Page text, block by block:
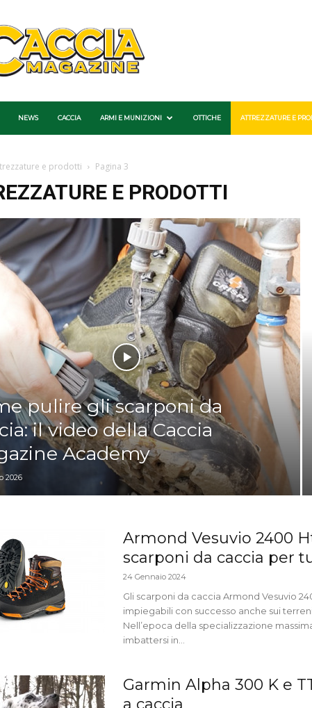
NEWS CACCIA ARMI E MUNIZIONI OTTICHE ATTREZZATURE E
e prodotti Pagina 3
E PRODOTTI
pulire gli scarponi da
il video della Caccia
Academy
2026
Armond Vesuvio 2400
scarponi da caccia per
24 Gennaio 2024
Gli scarponi da caccia Armond Vesuvio
impiegabili con successo anche sui
Nell’epoca della specializzazione
imbattersi in...
Garmin Alpha 300 K e
a caccia